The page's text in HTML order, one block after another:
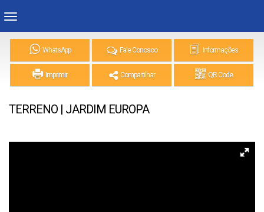
WhatsApp Fale Conosco Informações
Imprimir Compartilhar QR Code
TERRENO | JARDIM EUROPA